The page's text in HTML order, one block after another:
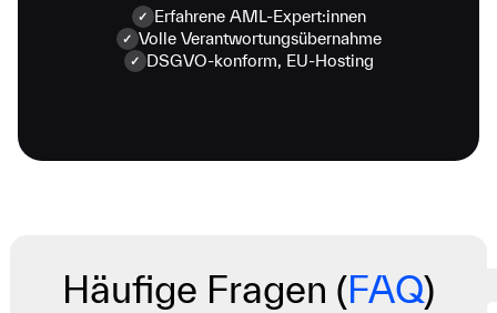
✓ Erfahrene AML-Expert:innen
✓ Volle Verantwortungsübernahme
✓ DSGVO-konform, EU-Hosting
Häufige Fragen (FAQ)